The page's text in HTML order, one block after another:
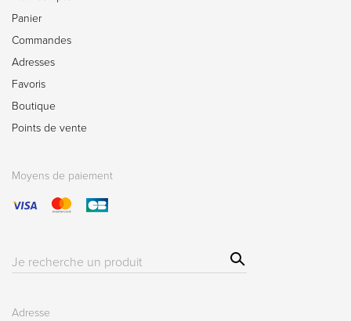
Panier
Commandes
Adresses
Favoris
Boutique
Points de vente
Moyens de paiement
Résultat(s)
Sear
ch
Adresse